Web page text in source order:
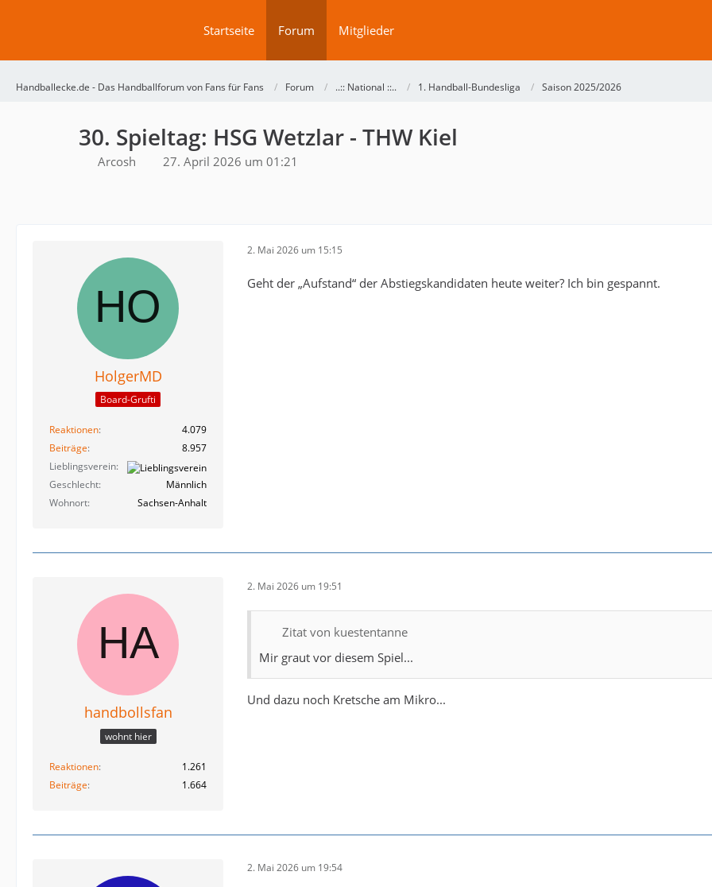
Startseite Forum Mitglieder
Handballecke.de - Das Handballforum von Fans für Fans Forum ..:: National ::.. 1. Handball-Bundesliga Saison 2025/2026
30. Spieltag: HSG Wetzlar - THW Kiel
Arcosh 27. April 2026 um 01:21
HolgerMD
Board-Grufti
Reaktionen
4.079
Beiträge
8.957
Lieblingsverein
Geschlecht
Männlich
Wohnort
Sachsen-Anhalt
2. Mai 2026 um 15:15
Geht der „Aufstand“ der Abstiegskandidaten heute weiter? Ich bin gespannt.
handbollsfan
wohnt hier
Reaktionen
1.261
Beiträge
1.664
2. Mai 2026 um 19:51
Zitat von kuestentanne
Mir graut vor diesem Spiel...
Und dazu noch Kretsche am Mikro...
2. Mai 2026 um 19:54